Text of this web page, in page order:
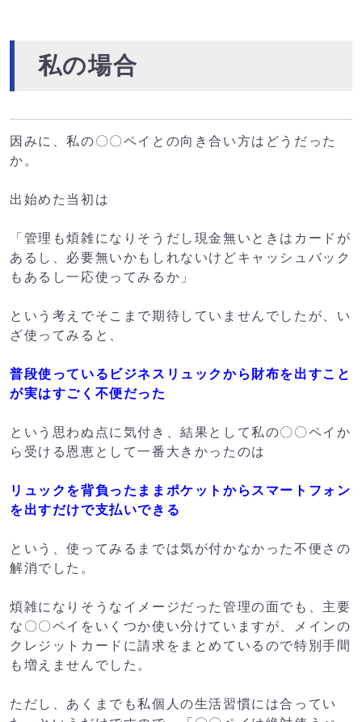
私の場合
因みに、私の〇〇ペイとの向き合い方はどうだった
か。
出始めた当初は
「管理も煩雑になりそうだし現金無いときはカードが
あるし、必要無いかもしれないけどキャッシュバック
もあるし一応使ってみるか」
という考えでそこまで期待していませんでしたが、い
ざ使ってみると、
普段使っているビジネスリュックから財布を出すこと
が実はすごく不便だった
という思わぬ点に気付き、結果として私の〇〇ペイか
ら受ける恩恵として一番大きかったのは
リュックを背負ったままポケットからスマートフォン
を出すだけで支払いできる
という、使ってみるまでは気が付かなかった不便さの
解消でした。
煩雑になりそうなイメージだった管理の面でも、主要
な〇〇ペイをいくつか使い分けていますが、メインの
クレジットカードに請求をまとめているので特別手間
も増えませんでした。
ただし、あくまでも私個人の生活習慣には合ってい